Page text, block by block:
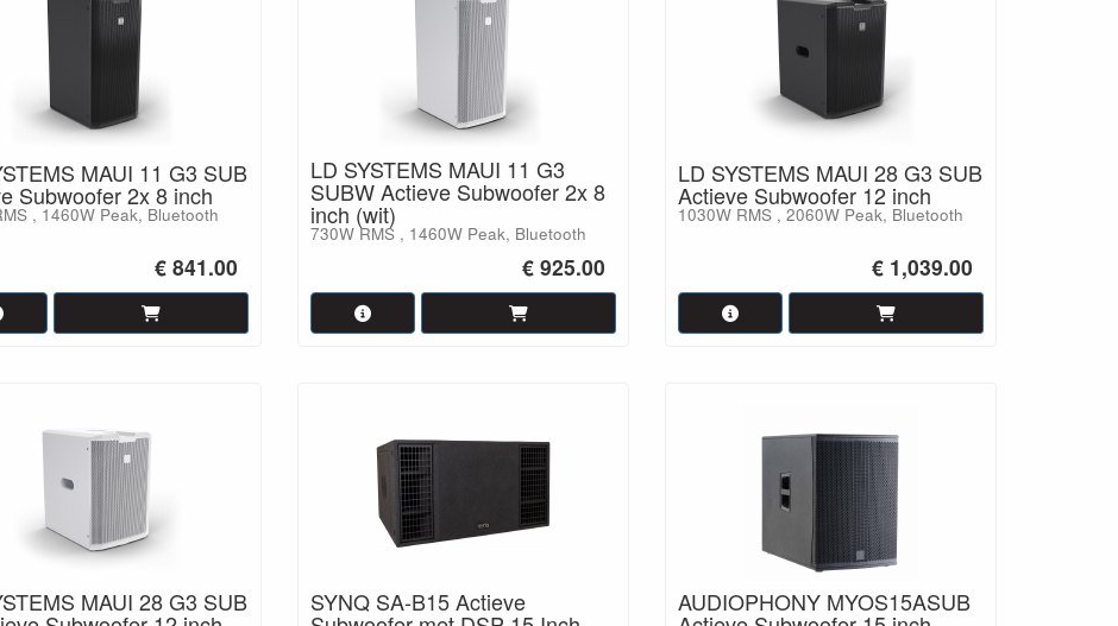
MAUI 11 G3 SUB
Subwoofer 2x 8 inch
, 1460W Peak, Bluetooth
€ 841.00
LD SYSTEMS MAUI 11 G3
SUBW Actieve Subwoofer 2x 8
inch (wit)
730W RMS , 1460W Peak, Bluetooth
€ 925.00
LD SYSTEMS MAUI 28 G3 SUB
Actieve Subwoofer 12 inch
1030W RMS , 2060W Peak, Bluetooth
€ 1,039.00
MAUI 28 G3 SUB SYNQ SA-B15 Actieve AUDIOPHONY MYOS15ASUB